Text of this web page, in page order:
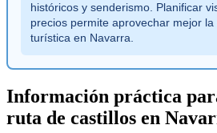
históricos y senderismo. Planificar
precios permite aprovechar mejor
turística en Navarra.
Información práctica
ruta de castillos en